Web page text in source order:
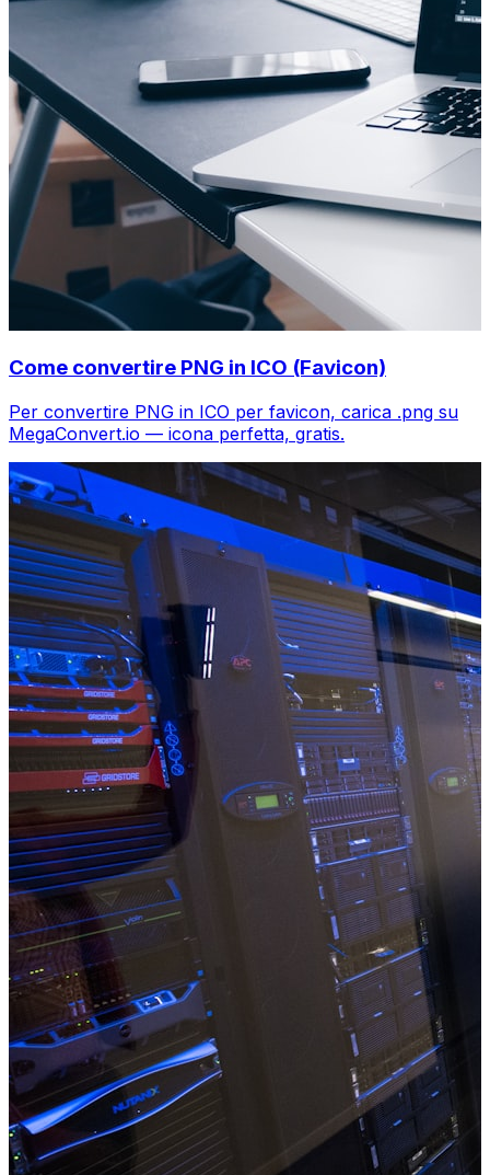
Come convertire PNG in ICO (Favicon)
Per convertire PNG in ICO per favicon, carica .png su
MegaConvert.io — icona perfetta, gratis.